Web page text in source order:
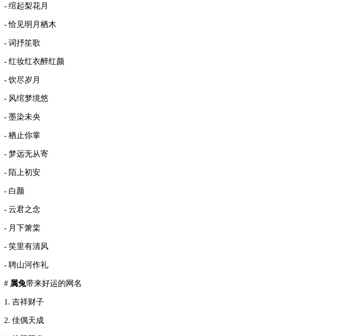
- 绾起梨花月
- 恰见明月栖木
- 词抒笙歌
- 红妆红衣醉红颜
- 饮尽岁月
- 风绾梦境悠
- 墨染未央
- 栖止你掌
- 梦远无从寄
- 陌上初安
- 白颜
- 云君之念
- 月下箫棠
- 笑里有清风
- 聘山河作礼
# 属兔带来好运的网名
1. 吉祥财子
2. 佳偶天成